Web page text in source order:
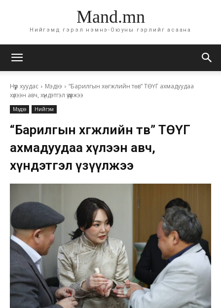
Mand.mn
Нийгэмд гэрэл нэмнэ-Оюуны гэрлийг асаана
Нүүр хуудас Мэдээ
“Барилгын хөгжлийн төв” ТӨҮГ ахмадуудаа
хүлээн авч, хүндэтгэл үзүүлжээ
Мэдээ Нийгэм
“Барилгын хөгжлийн төв” ТӨҮГ
ахмадуудаа хүлээн авч,
хүндэтгэл үзүүлжээ